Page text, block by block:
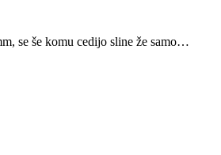
se še komu cedijo sline že samo…